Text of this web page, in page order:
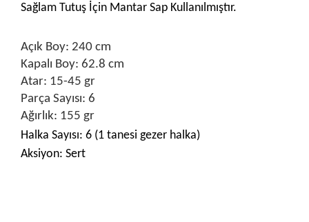
Sağlam Tutuş İçin Mantar Sap Kullanılmıştır.
Açık Boy: 240 cm
Kapalı Boy: 62.8 cm
Atar: 15-45 gr
Parça Sayısı: 6
Ağırlık: 155 gr
Halka Sayısı: 6 (1 tanesi gezer halka)
Aksiyon: Sert